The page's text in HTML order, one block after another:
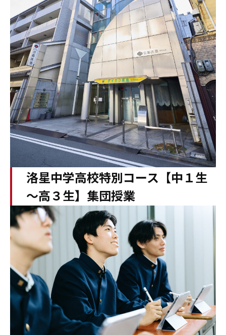
洛星中学高校特別コース【中１生
～高３生】集団授業